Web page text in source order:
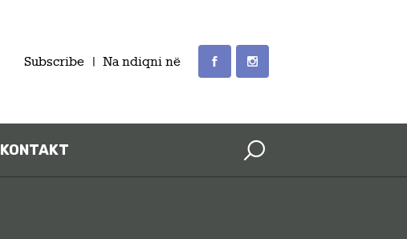
Subscribe Na ndiqni në
KONTAKT